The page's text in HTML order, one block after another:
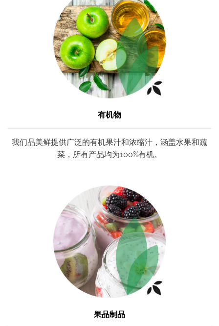
有机物
我们品美鲜提供广泛的有机果汁和浓缩汁，涵盖水果和蔬
菜，所有产品均为100%有机。
果品制品